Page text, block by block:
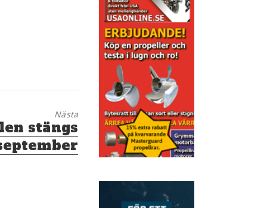
Nästa
stängs